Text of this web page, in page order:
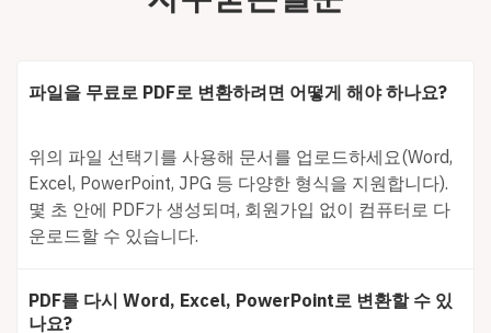
파일을 무료로 PDF로 변환하려면 어떻게 해야 하나요?
위의 파일 선택기를 사용해 문서를 업로드하세요(Word,
Excel, PowerPoint, JPG 등 다양한 형식을 지원합니다).
몇 초 안에 PDF가 생성되며, 회원가입 없이 컴퓨터로 다
운로드할 수 있습니다.
PDF를 다시 Word, Excel, PowerPoint로 변환할 수 있
나요?